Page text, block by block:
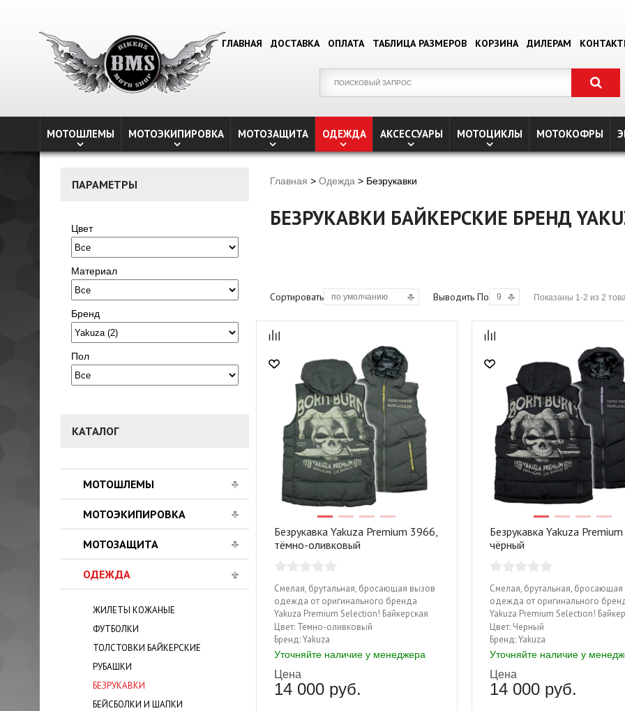
ГЛАВНАЯ ДОСТАВКА ОПЛАТА ТАБЛИЦА РАЗМЕРОВ КОРЗИНА ДИЛЕРАМ
МОТОШЛЕМЫ МОТОЭКИПИРОВКА МОТОЗАЩИТА ОДЕЖДА АКСЕССУАРЫ МОТОЦИКЛЫ МОТОКОФРЫ
ПАРАМЕТРЫ
Цвет
Материал
Бренд
Пол
КАТАЛОГ
МОТОШЛЕМЫ
МОТОЭКИПИРОВКА
МОТОЗАЩИТА
ОДЕЖДА
ЖИЛЕТЫ КОЖАНЫЕ
ФУТБОЛКИ
ТОЛСТОВКИ БАЙКЕРСКИЕ
РУБАШКИ
БЕЗРУКАВКИ
БЕЙСБОЛКИ И ШАПКИ
Главная > Одежда > Безрукавки
БЕЗРУКАВКИ БАЙКЕРСКИЕ БРЕНД
Сортировать по умолчанию Выводить По 9 Показаны 1-2 из 2
Безрукавка Yakuza Premium 3966,
тёмно-оливковый
Смелая, брутальная, бросающая вызов
одежда от оригинального бренда
Yakuza Premium Selection! Байкерская
атрибутика и неординарные сюжеты в
принтах, превосходное качество,
модный и комфортный дизайн!
Цвет: Темно-оливковый
Бренд:Yakuza
Уточняйте наличие у менеджера
Цена
14 000 руб.
Безрукавка Yakuza
чёрный
Смелая, брутальная,
одежда от оригинального
Yakuza Premium Selection!
атрибутика и неординарные
принтах, превосходное качество,
модный и комфортный дизайн!
Цвет: Черный
Бренд:Yakuza
Уточняйте наличие у
Цена
14 000 руб.